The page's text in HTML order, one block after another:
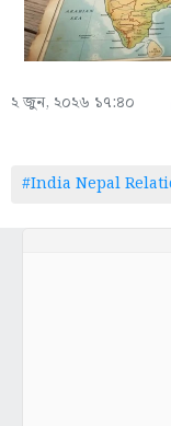
২ জুন, ২০২৬ ১৭:৪০
#India Nepal